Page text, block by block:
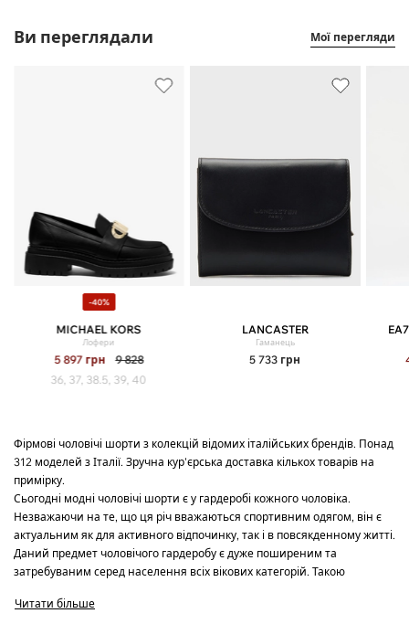
Ви переглядали Мої перегляди
-40%
MICHAEL KORS
Лофери
5 897 грн
9 828
36, 37, 38.5, 39, 40
LANCASTER
Гаманець
5 733 грн
Фірмові чоловічі шорти з колекцій відомих італійських брендів. Понад
312 моделей з Італії. Зручна кур'єрська доставка кількох товарів на
примірку.
Сьогодні модні чоловічі шорти є у гардеробі кожного чоловіка.
Незважаючи на те, що ця річ вважаються спортивним одягом, він є
актуальним як для активного відпочинку, так і в повсякденному житті.
Даний предмет чоловічого гардеробу є дуже поширеним та
затребуваним серед населення всіх вікових категорій. Такою
Якими? Дізнайтеся з нами…
Читати більше